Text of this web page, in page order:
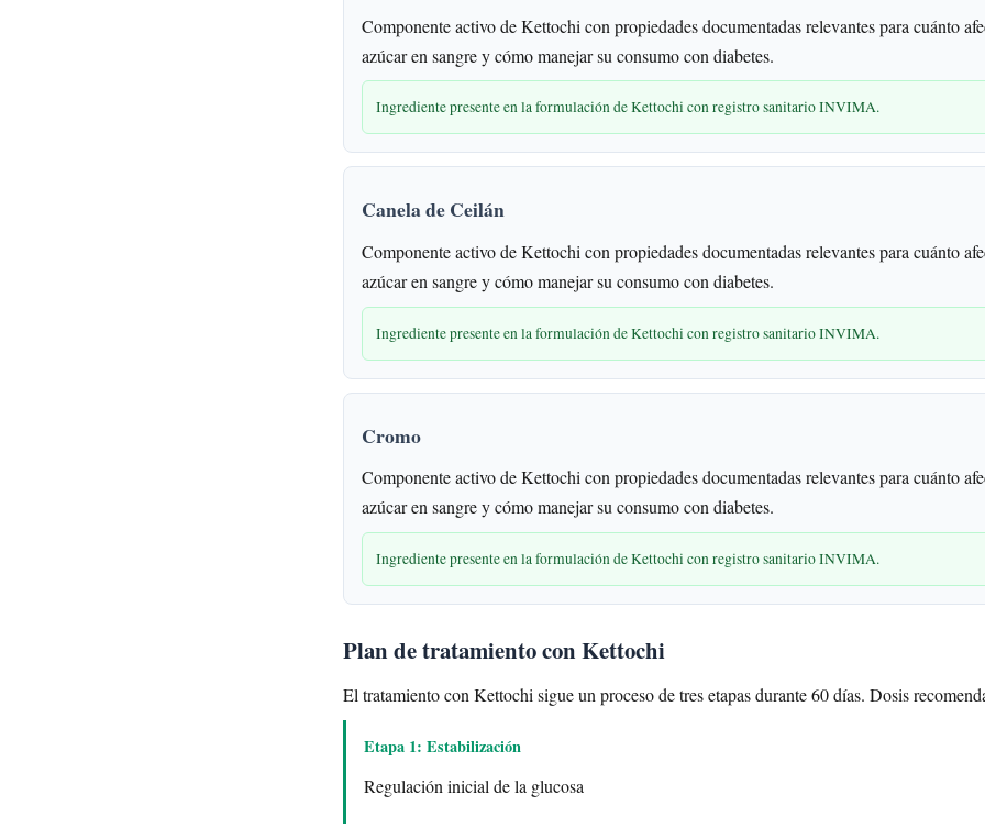
Componente activo de Kettochi con propiedades documentadas relevantes para cuánto
azúcar en sangre y cómo manejar su consumo con diabetes.
Ingrediente presente en la formulación de Kettochi con registro sanitario INVIMA.
Canela de Ceilán
Componente activo de Kettochi con propiedades documentadas relevantes para cuánto
azúcar en sangre y cómo manejar su consumo con diabetes.
Ingrediente presente en la formulación de Kettochi con registro sanitario INVIMA.
Cromo
Componente activo de Kettochi con propiedades documentadas relevantes para cuánto
azúcar en sangre y cómo manejar su consumo con diabetes.
Ingrediente presente en la formulación de Kettochi con registro sanitario INVIMA.
Plan de tratamiento con Kettochi
El tratamiento con Kettochi sigue un proceso de tres etapas durante 60 días. Dosis
Etapa 1: Estabilización
Regulación inicial de la glucosa